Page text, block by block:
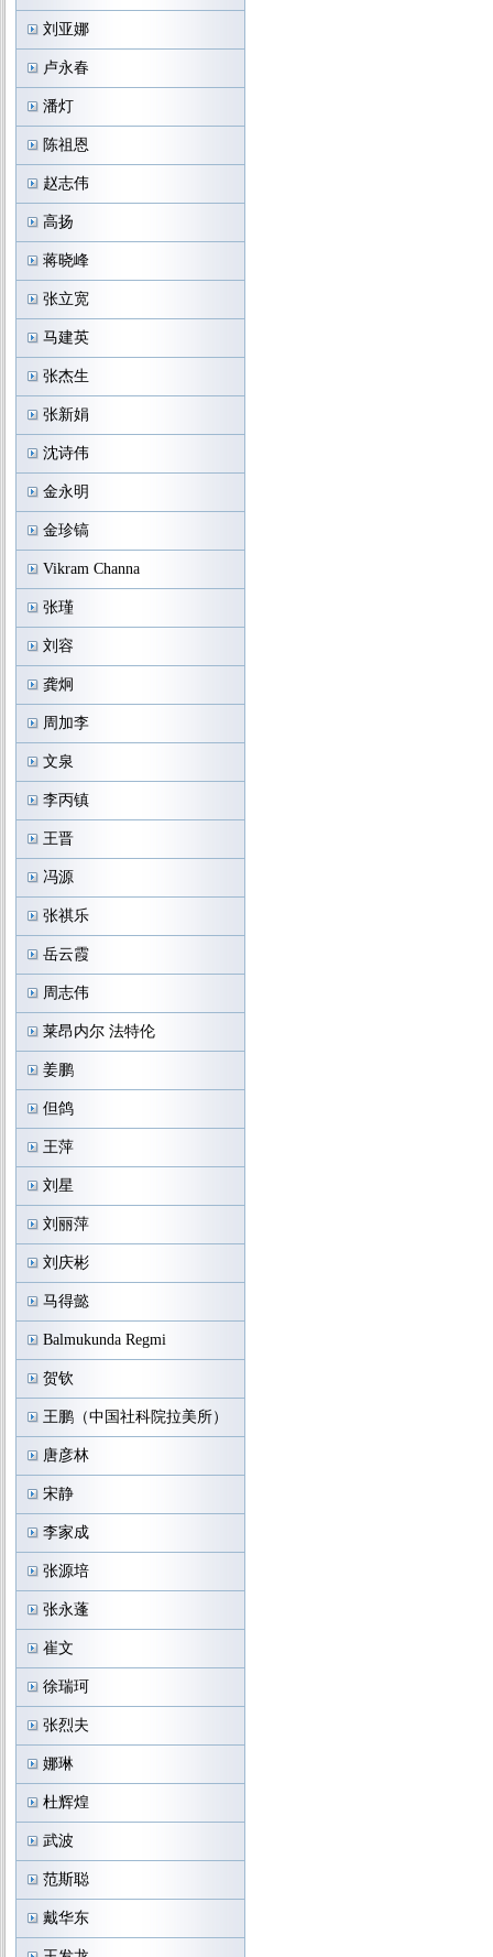
刘亚娜
卢永春
潘灯
陈祖恩
赵志伟
高扬
蒋晓峰
张立宽
马建英
张杰生
张新娟
沈诗伟
金永明
金珍镐
Vikram Channa
张瑾
刘容
龚炯
周加李
文泉
李丙镇
王晋
冯源
张祺乐
岳云霞
周志伟
莱昂内尔 法特伦
姜鹏
但鸽
王萍
刘星
刘丽萍
刘庆彬
马得懿
Balmukunda Regmi
贺钦
王鹏（中国社科院拉美所）
唐彦林
宋静
李家成
张源培
张永蓬
崔文
徐瑞珂
张烈夫
娜琳
杜辉煌
武波
范斯聪
戴华东